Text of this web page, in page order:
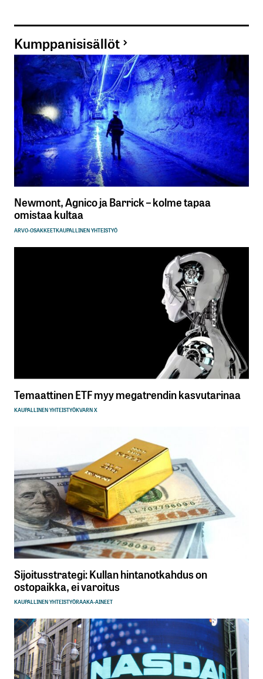
Kumppanisisällöt
Newmont, Agnico ja Barrick – kolme tapaa
omistaa kultaa
ARVO-OSAKKEETKAUPALLINEN YHTEISTYÖ
Temaattinen ETF myy megatrendin kasvutarinaa
KAUPALLINEN YHTEISTYÖKVARN X
Sijoitusstrategi: Kullan hintanotkahdus on
ostopaikka, ei varoitus
KAUPALLINEN YHTEISTYÖRAAKA-AINEET